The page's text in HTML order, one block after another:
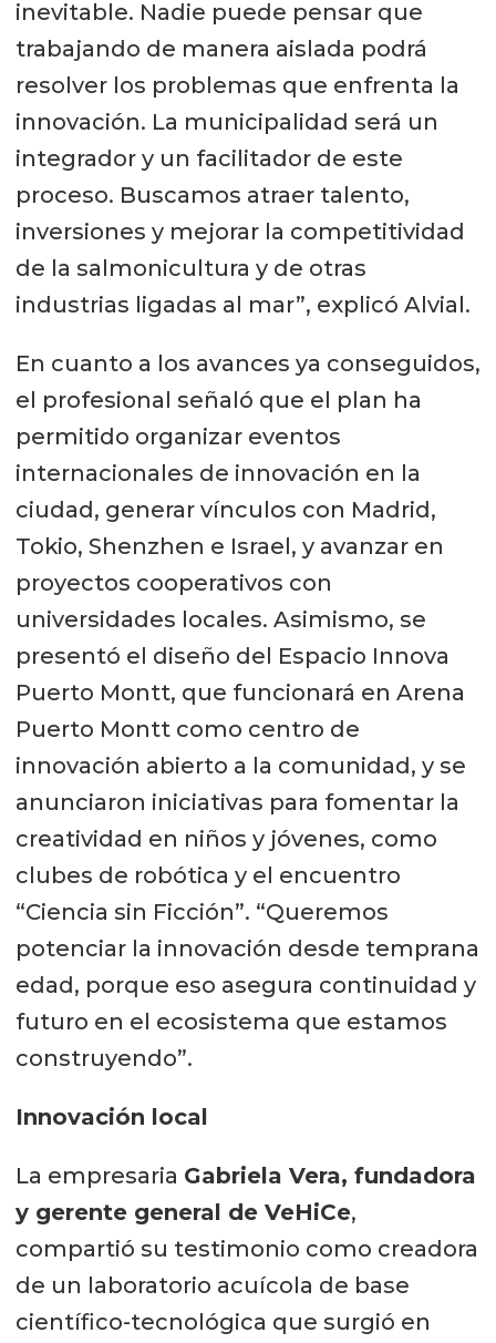
del Club Innovación Acuícola de
Chile, Patricio Bustos, formuló una
invitación “a sumarse a InnAqua, un
encuentro que nació en plena
pandemia, cuando decidimos mirar
hacia el futuro con optimismo y
férrea convicción, y que hoy
enfrenta su segunda versión
presencial, esperando superar el
Explicó que “el mundo requiere
alimentos de buena calidad y esa
necesidad crecerá en los próximos
años. Esto nos impone, como país
que cuenta con ventajas
comparativas y competitivas en la
materia, la obligación de contribuir a
esta demanda con soluciones
eficientes y sostenibles. Desde
Chile, y desde nuestro sur, estamos
asumiendo este desafío, donde, sin
duda, InnAqua será un tremendo
aporte”.
Para más información sobre esta
Conferencia internacional, revisión
del programa completo e
inscripciones, visitewww.innaqua.cl.
inevitable. Nadie puede pensar que
trabajando de manera aislada podrá
resolver los problemas que enfrenta la
innovación. La municipalidad será un
integrador y un facilitador de este
proceso. Buscamos atraer talento,
inversiones y mejorar la competitividad
de la salmonicultura y de otras
industrias ligadas al mar”, explicó Alvial.
En cuanto a los avances ya conseguidos,
el profesional señaló que el plan ha
permitido organizar eventos
internacionales de innovación en la
ciudad, generar vínculos con Madrid,
Tokio, Shenzhen e Israel, y avanzar en
proyectos cooperativos con
universidades locales. Asimismo, se
presentó el diseño del Espacio Innova
Puerto Montt, que funcionará en Arena
Puerto Montt como centro de
innovación abierto a la comunidad, y se
anunciaron iniciativas para fomentar la
creatividad en niños y jóvenes, como
clubes de robótica y el encuentro
“Ciencia sin Ficción”. “Queremos
potenciar la innovación desde temprana
edad, porque eso asegura continuidad y
futuro en el ecosistema que estamos
construyendo”.
Innovación local
La empresaria Gabriela Vera, fundadora
y gerente general de VeHiCe,
compartió su testimonio como creadora
de un laboratorio acuícola de base
científico-tecnológica que surgió en